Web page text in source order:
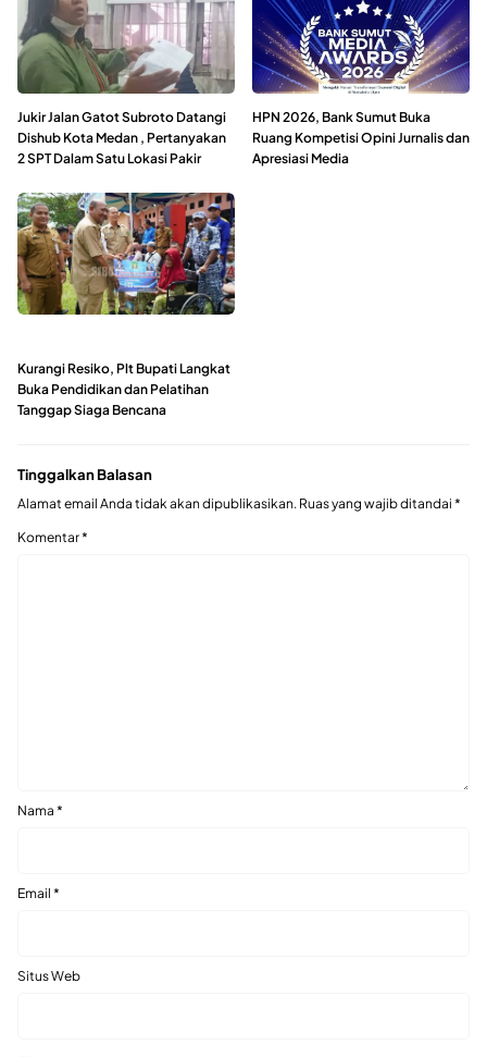
Jukir Jalan Gatot Subroto Datangi
Dishub Kota Medan , Pertanyakan
2 SPT Dalam Satu Lokasi Pakir
HPN 2026, Bank Sumut Buka
Ruang Kompetisi Opini Jurnalis dan
Apresiasi Media
Kurangi Resiko, Plt Bupati Langkat
Buka Pendidikan dan Pelatihan
Tanggap Siaga Bencana
Tinggalkan Balasan
Alamat email Anda tidak akan dipublikasikan. Ruas yang wajib ditandai *
Komentar*
Nama *
Email *
Situs Web